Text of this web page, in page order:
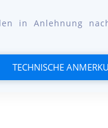
in Anlehnung
TECHNISCHE